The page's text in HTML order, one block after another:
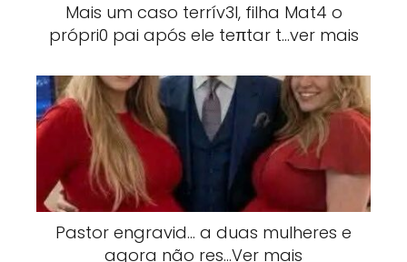
Mais um caso terrív3l, filha Mat4 o
própri0 pai após ele teπtar t…ver mais
Pastor engravid… a duas mulheres e
agora não res…Ver mais